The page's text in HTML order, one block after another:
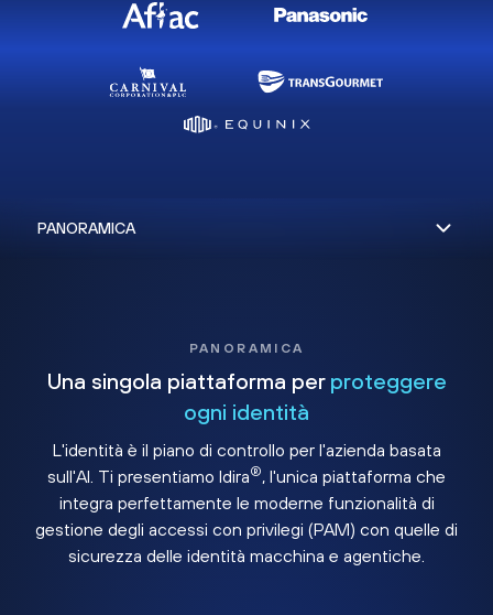
PANORAMICA
Una singola piattaforma per proteggere
ogni identità
L'identità è il piano di controllo per l'azienda basata
sull'AI. Ti presentiamo Idira®, l'unica piattaforma che
integra perfettamente le moderne funzionalità di
gestione degli accessi con privilegi (PAM) con quelle di
sicurezza delle identità macchina e agentiche.